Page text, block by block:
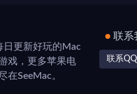
日更新好玩的Mac
戏，更多苹果电
在SeeMac。
联系
联系